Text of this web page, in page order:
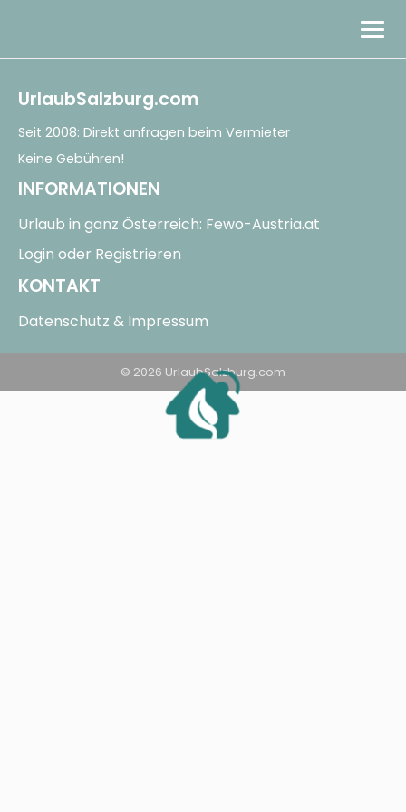
Berge & Natur
Land & See
UrlaubSalzburg.com
Seit 2008: Direkt anfragen beim Vermieter
Keine Gebühren!
INFORMATIONEN
Urlaub in ganz Österreich: Fewo-Austria.at
Login oder Registrieren
KONTAKT
Datenschutz & Impressum
© 2026 UrlaubSalzburg.com